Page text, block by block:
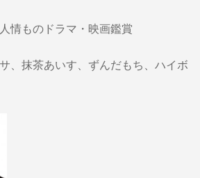
情ものドラマ・映画鑑賞
、抹茶あいす、ずんだもち、ハイボ